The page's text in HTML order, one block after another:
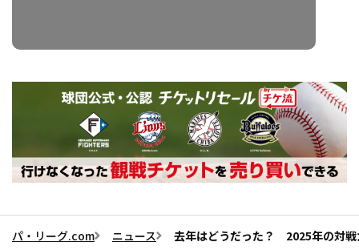
パ・リーグ.com ニュース 去年はどうだった？ 2025年の対戦